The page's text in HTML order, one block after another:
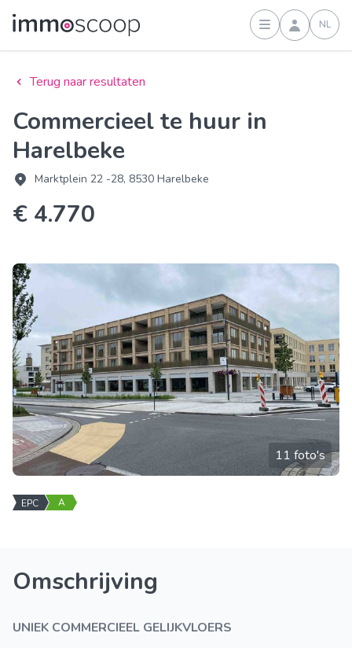
Inloggen
NL
Terug naar resultaten
Commercieel te huur in
Harelbeke
Marktplein 22 -28, 8530 Harelbeke
€ 4.770
11 foto's
EPC A
Omschrijving
UNIEK COMMERCIEEL GELIJKVLOERS